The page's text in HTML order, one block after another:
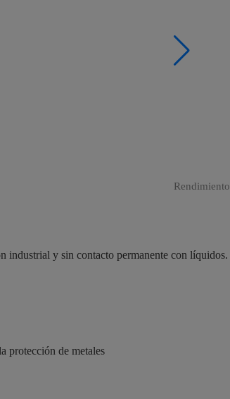
Rendimiento
industrial y sin contacto permanente con líquidos.
protección de metales